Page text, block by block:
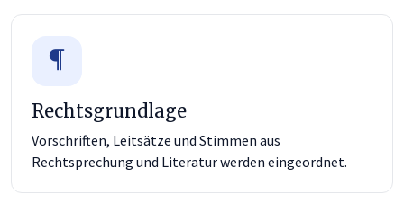
Rechtsgrundlage
Vorschriften, Leitsätze und Stimmen aus
Rechtsprechung und Literatur werden eingeordnet.